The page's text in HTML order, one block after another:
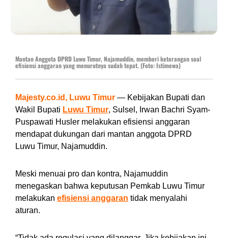
Mantan Anggota DPRD Luwu Timur, Najamuddin, memberi keterangan soal
efisiensi anggaran yang menurutnya sudah tepat. (Foto: Istimewa)
Majesty.co.id, Luwu Timur — Kebijakan Bupati dan
Wakil Bupati Luwu Timur, Sulsel, Irwan Bachri Syam-
Puspawati Husler melakukan efisiensi anggaran
mendapat dukungan dari mantan anggota DPRD
Luwu Timur, Najamuddin.
Meski menuai pro dan kontra, Najamuddin
menegaskan bahwa keputusan Pemkab Luwu Timur
melakukan efisiensi anggaran tidak menyalahi
aturan.